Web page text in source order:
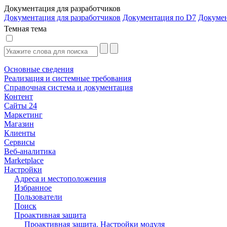
Документация для разработчиков
Документация для разработчиков Документация по D7
Темная тема
Основные сведения
Реализация и системные требования
Справочная система и документация
Контент
Сайты 24
Маркетинг
Магазин
Клиенты
Сервисы
Веб-аналитика
Marketplace
Настройки
Адреса и местоположения
Избранное
Пользователи
Поиск
Проактивная защита
Проактивная защита. Настройки модуля